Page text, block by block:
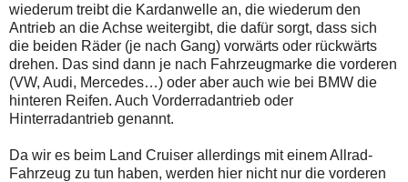
wiederum treibt die Kardanwelle an, die wiederum den
Antrieb an die Achse weitergibt, die dafür sorgt, dass sich
die beiden Räder (je nach Gang) vorwärts oder rückwärts
drehen. Das sind dann je nach Fahrzeugmarke die vorderen
(VW, Audi, Mercedes…) oder aber auch wie bei BMW die
hinteren Reifen. Auch Vorderradantrieb oder
Hinterradantrieb genannt.
Da wir es beim Land Cruiser allerdings mit einem Allrad-
Fahrzeug zu tun haben, werden hier nicht nur die vorderen